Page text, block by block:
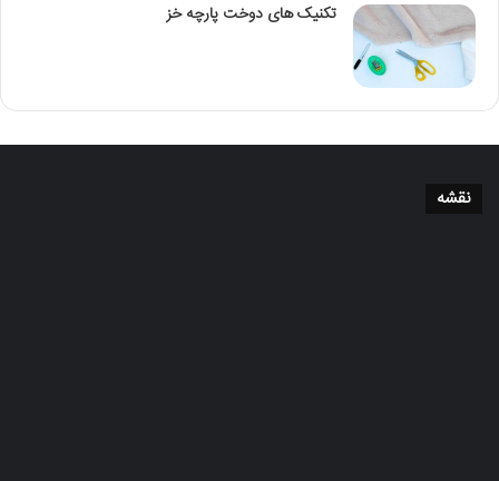
تکنیک‌ های دوخت پارچه خز
نقشه